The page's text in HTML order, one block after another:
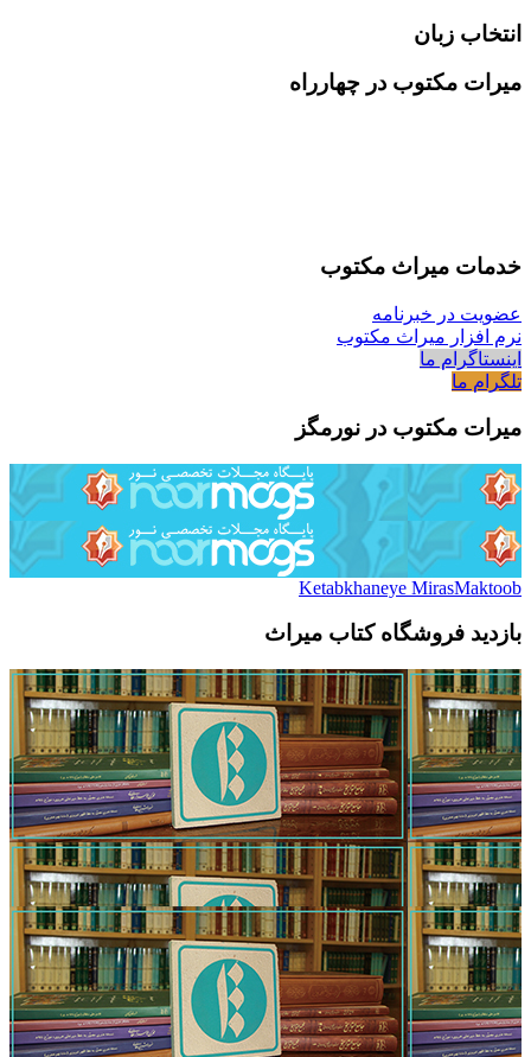
انتخاب زبان
میرات مکتوب در چهارراه
خدمات میراث مکتوب
عضویت در خبرنامه
نرم افزار میراث مکتوب
اینستاگرام ما
تلگرام ما
میرات مکتوب در نورمگز
Ketabkhaneye MirasMaktoob
بازدید فروشگاه کتاب میراث